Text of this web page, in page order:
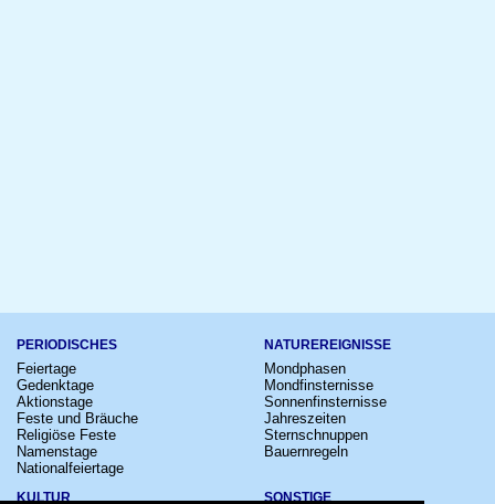
PERIODISCHES
Feiertage
Gedenktage
Aktionstage
Feste und Bräuche
Religiöse Feste
Namenstage
Nationalfeiertage
NATUREREIGNISSE
Mondphasen
Mondfinsternisse
Sonnenfinsternisse
Jahreszeiten
Sternschnuppen
Bauernregeln
KULTUR SONSTIGE